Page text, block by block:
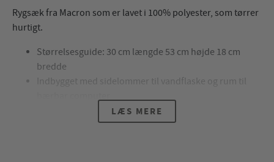
Rygsæk fra Macron som er lavet i 100% polyester, som tørrer
hurtigt.
Størrelsesguide: 30 cm længde 53 cm højde 18 cm
bredde
Indbygget med sidelommer til vandflaske og rum til
Kapacitet: 20,3 liter
God at have med på farten, som kan stå imod alt slags
LÆS MERE